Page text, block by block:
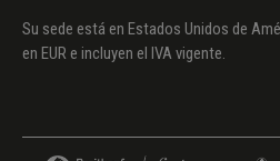
Su sede está en Estados Unidos de
en EUR e incluyen el IVA vigente.